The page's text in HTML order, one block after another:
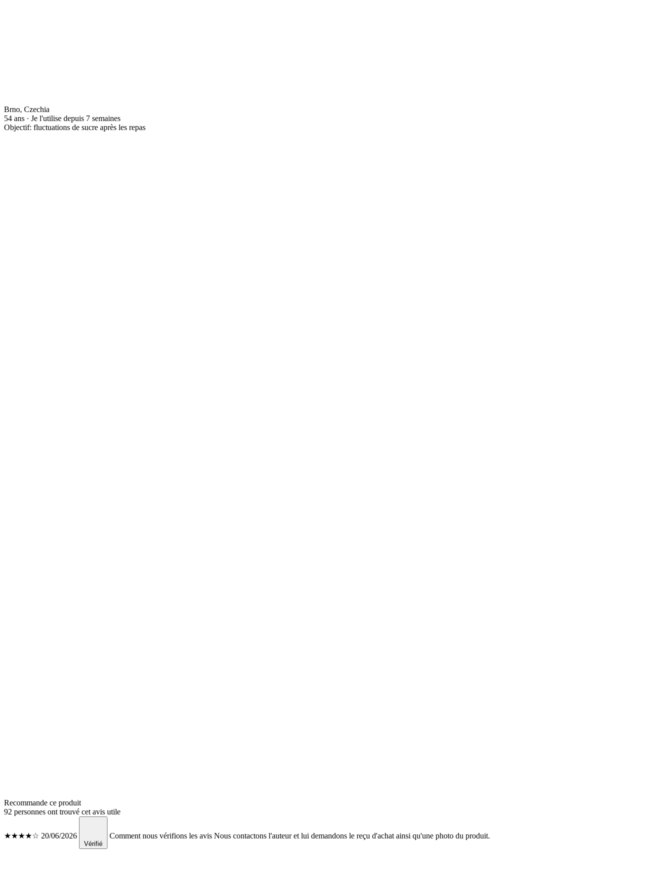
Brno, Czechia
54 ans · Je l'utilise depuis 7 semaines
Objectif: fluctuations de sucre après les repas
Recommande ce produit
92 personnes ont trouvé cet avis utile
★★★★☆ 20/06/2026
Vérifié
Comment nous vérifions les avis Nous contactons l'auteur et lui demandons le reçu d'achat ainsi qu'une photo du produit.